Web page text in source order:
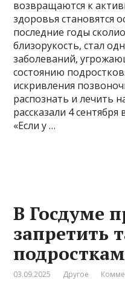
возвращаются к
здоровья становятся
последние годы
близорукость, стал
заболеваний,
состоянию
искривления
распознать и лечить
рассказали 4
«Если у …
В Госдуме
запретить
подросткам
03.09.2025 Другое